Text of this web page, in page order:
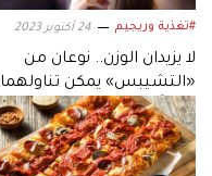
#تغذية وريجيم 24 أكتوبر 2023
لا يزيدان الوزن.. نوعان من
«التشيبس» يمكن تناولهما
يومياً